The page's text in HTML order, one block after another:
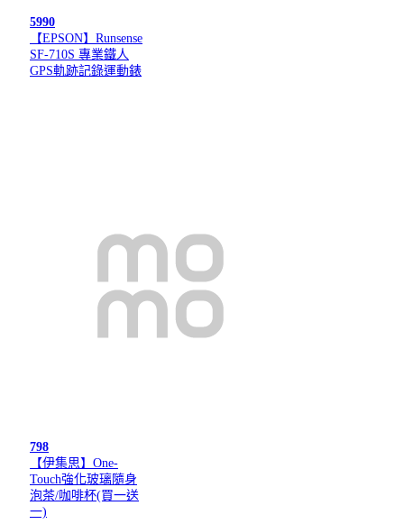
5990
【EPSON】Runsense
SF-710S 專業鐵人
GPS軌跡記錄運動錶
798
【伊集思】One-
Touch強化玻璃隨身
泡茶/咖啡杯(買一送
一)